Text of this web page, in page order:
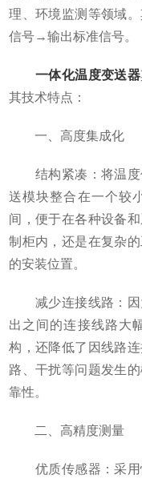
理、环境监测等领域
信号→输出标准信号。
一体化温度变送器
其技术特点：
一、高度集成化
结构紧凑：将温度
送模块整合在一个较
间，便于在各种设备
制柜内，还是在复杂
的安装位置。
减少连接线路：因
出之间的连接线路大
构，还降低了因线路
路、干扰等问题发生
靠性。
二、高精度测量
优质传感器：采用